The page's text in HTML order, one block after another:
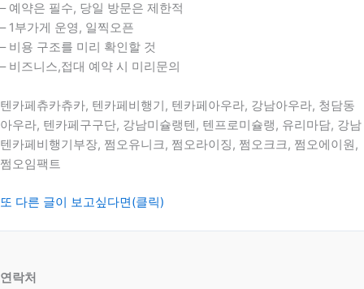
– 예약은 필수, 당일 방문은 제한적
– 1부가게 운영, 일찍오픈
– 비용 구조를 미리 확인할 것
– 비즈니스,접대 예약 시 미리문의
텐카페츄카츄카, 텐카페비행기, 텐카페아우라, 강남아우라, 청담동
아우라, 텐카페구구단, 강남미슐랭텐, 텐프로미슐랭, 유리마담, 강남
텐카페비행기부장, 쩜오유니크, 쩜오라이징, 쩜오크크, 쩜오에이원,
쩜오임팩트
또 다른 글이 보고싶다면(클릭)
연락처